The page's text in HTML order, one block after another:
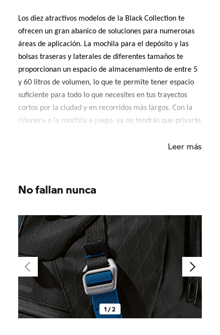
Los diez atractivos modelos de la Black Collection te
ofrecen un gran abanico de soluciones para numerosas
áreas de aplicación. La mochila para el depósito y las
bolsas traseras y laterales de diferentes tamaños te
proporcionan un espacio de almacenamiento de entre 5
y 60 litros de volumen, lo que te permite tener espacio
suficiente para todo lo que necesites en tus trayectos
cortos por la ciudad y en recorridos más largos. Con la
riñonera o la mochila a juego, ya no tendrás que privarte
Leer más
No fallan nunca
1 / 2